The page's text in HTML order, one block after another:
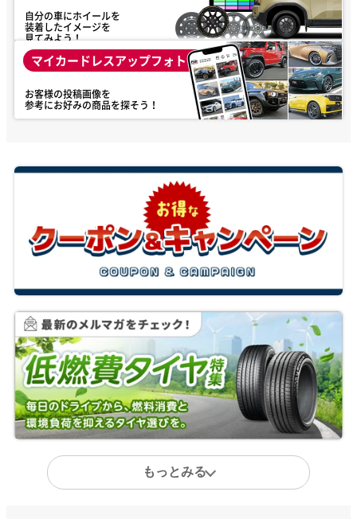
自分の車にホイールを
装着したイメージを
見てみよう！
マイカードレスアップフォト
お客様の投稿画像を
参考にお好みの商品を探そう！
もっとみる